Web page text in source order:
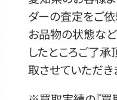
ダーの査定をご依
お品物の状態など
したところご了
取させていただき